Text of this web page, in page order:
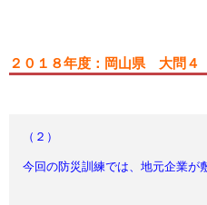
２０１８年度：岡山県 大問４
（２）
今回の防災訓練では、地元企業が